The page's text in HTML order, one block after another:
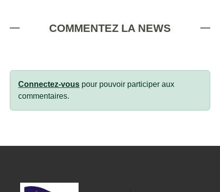
COMMENTEZ LA NEWS
Connectez-vous pour pouvoir participer aux
commentaires.